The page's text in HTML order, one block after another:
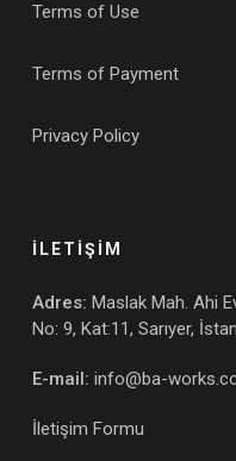
Terms of Use
Terms of Payment
Privacy Policy
İLETİŞİM
Adres: Maslak Mah. Ahi
No: 9, Kat:11, Sarıyer,
E-mail: info@ba-
İletişim Formu